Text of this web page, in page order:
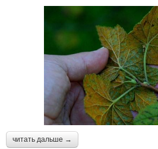
читать дальше →